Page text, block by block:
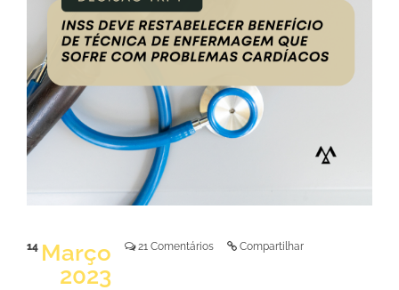
LER NOTÍCIA
14 Março
2023
21 Comentários Compartilhar